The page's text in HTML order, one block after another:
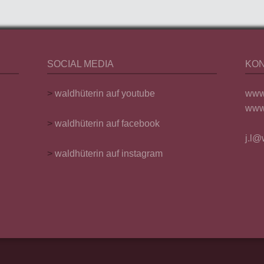
SOCIAL MEDIA
> waldhüterin auf youtube
> waldhüterin auf facebook
> waldhüterin auf instagram